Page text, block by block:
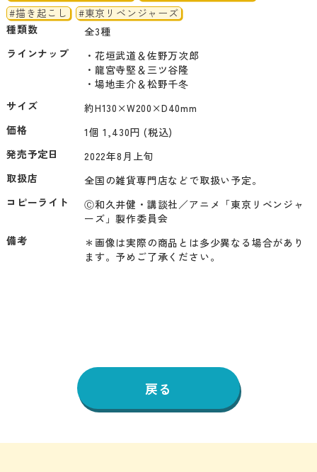
#描き起こし
#東京リベンジャーズ
種類数
全3種
ラインナップ
・花垣武道＆佐野万次郎
・龍宮寺堅＆三ツ谷隆
サイズ
約H130×W200×D40mm
価格
1個 1,430円 (税込)
発売予定日
2022年8月上旬
取扱店
全国の雑貨専門店などで取扱い予定。
コピーライト
Ⓒ和久井健・講談社／アニメ「東京リベンジャ
ーズ」製作委員会
備考
＊画像は実際の商品とは多少異なる場合があり
ます。予めご了承ください。
戻る